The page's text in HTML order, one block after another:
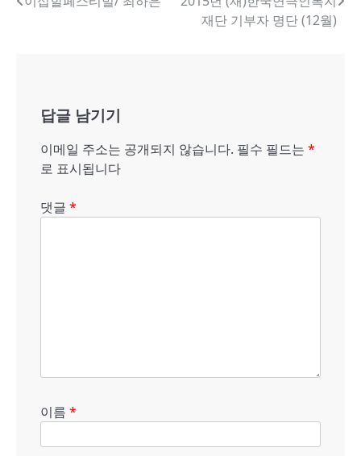
재단 기부자 명단 (12월)
답글 남기기
이메일 주소는 공개되지 않습니다. 필수 필드는 *
로 표시됩니다
댓글 *
이름 *